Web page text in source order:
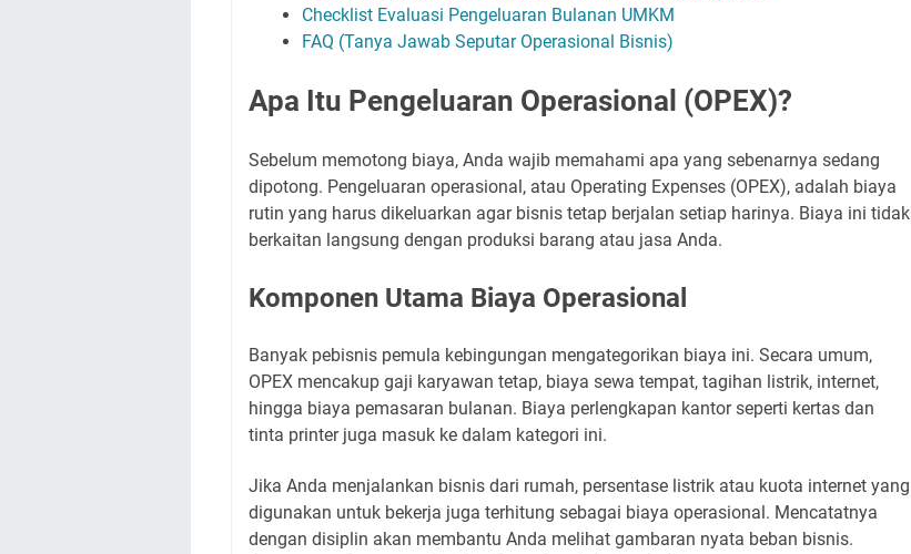
Checklist Evaluasi Pengeluaran Bulanan UMKM
FAQ (Tanya Jawab Seputar Operasional Bisnis)
Apa Itu Pengeluaran Operasional (OPEX)?
Sebelum memotong biaya, Anda wajib memahami apa yang sebenarnya sedang
dipotong. Pengeluaran operasional, atau Operating Expenses (OPEX), adalah biaya
rutin yang harus dikeluarkan agar bisnis tetap berjalan setiap harinya. Biaya ini tidak
berkaitan langsung dengan produksi barang atau jasa Anda.
Komponen Utama Biaya Operasional
Banyak pebisnis pemula kebingungan mengategorikan biaya ini. Secara umum,
OPEX mencakup gaji karyawan tetap, biaya sewa tempat, tagihan listrik, internet,
hingga biaya pemasaran bulanan. Biaya perlengkapan kantor seperti kertas dan
tinta printer juga masuk ke dalam kategori ini.
Jika Anda menjalankan bisnis dari rumah, persentase listrik atau kuota internet yang
digunakan untuk bekerja juga terhitung sebagai biaya operasional. Mencatatnya
dengan disiplin akan membantu Anda melihat gambaran nyata beban bisnis.